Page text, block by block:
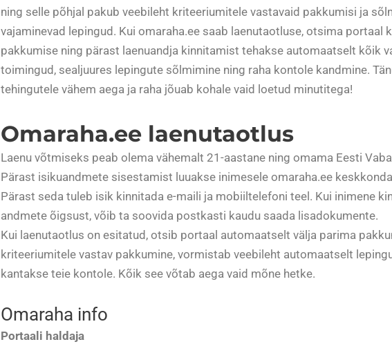
ning selle põhjal pakub veebileht kriteeriumitele vastavaid pakkumisi ja
vajaminevad lepingud. Kui omaraha.ee saab laenutaotluse, otsima portaal
pakkumise ning pärast laenuandja kinnitamist tehakse automaatselt kõik
toimingud, sealjuures lepingute sõlmimine ning raha kontole kandmine.
tehingutele vähem aega ja raha jõuab kohale vaid loetud minutitega!
Omaraha.ee laenutaotlus
Laenu võtmiseks peab olema vähemalt 21-aastane ning omama Eesti
Pärast isikuandmete sisestamist luuakse inimesele omaraha.ee
Pärast seda tuleb isik kinnitada e-maili ja mobiiltelefoni teel. Kui inimene
andmete õigsust, võib ta soovida postkasti kaudu saada lisadokumente.
Kui laenutaotlus on esitatud, otsib portaal automaatselt välja parima
kriteeriumitele vastav pakkumine, vormistab veebileht automaatselt
kantakse teie kontole. Kõik see võtab aega vaid mõne hetke.
Omaraha info
Portaali haldaja